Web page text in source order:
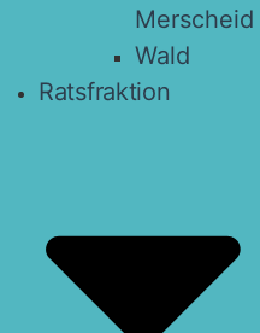
Merscheid
Wald
Ratsfraktion